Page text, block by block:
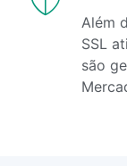
Além
SSL
são